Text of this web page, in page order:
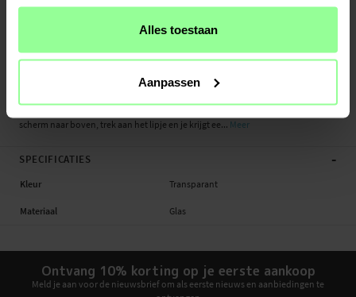
Alles toestaan
Aanpassen
materiaal en biedt zowel krasbestendigheid als effectieve schokbescherming.
De vlekafstotende coating houdt het scherm helder en vrij van vingerafdrukken
vooroppervlak van de telefoon en is hij tegelijkertijd compatibel met hoesjes
De installatie is eenvoudig met Fastfit in-a-box. Plaats de telefoon met het
scherm naar boven, trek aan het lipje en je krijgt ee... Meer
SPECIFICATIES -
Kleur Transparant
Materiaal Glas
Ontvang 10% korting op je eerste aankoop
Meld je aan voor de nieuwsbrief om als eerste nieuws en aanbiedingen te